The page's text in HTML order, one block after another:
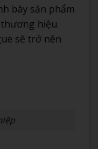
bày sản phẩm
hiệu.
sẽ trở nên